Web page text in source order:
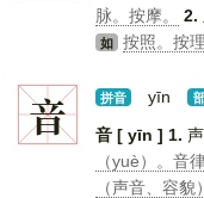
脉。按摩。
2.
如 按照。按
（编者、作者
音 拼音 yīn
音 [ yīn ] 1.
（yuè）。音
（声音、容貌